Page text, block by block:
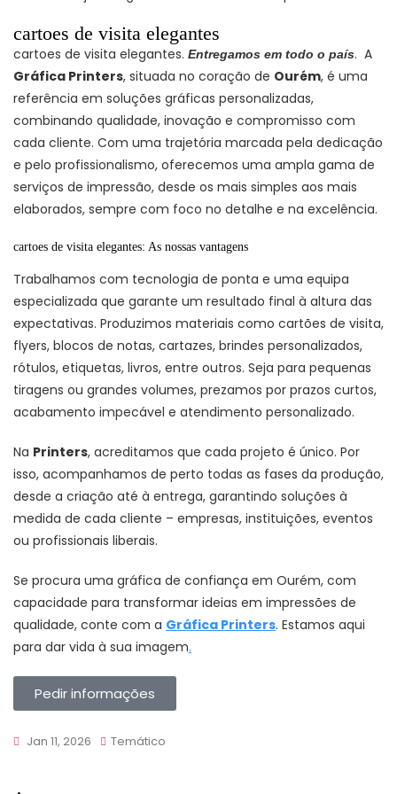
cartoes de visita elegantes
cartoes de visita elegantes. Entregamos em todo o país. A
Gráfica Printers, situada no coração de Ourém, é uma
referência em soluções gráficas personalizadas,
combinando qualidade, inovação e compromisso com
cada cliente. Com uma trajetória marcada pela dedicação
e pelo profissionalismo, oferecemos uma ampla gama de
serviços de impressão, desde os mais simples aos mais
elaborados, sempre com foco no detalhe e na excelência.
cartoes de visita elegantes: As nossas vantagens
Trabalhamos com tecnologia de ponta e uma equipa
especializada que garante um resultado final à altura das
expectativas. Produzimos materiais como cartões de visita,
flyers, blocos de notas, cartazes, brindes personalizados,
rótulos, etiquetas, livros, entre outros. Seja para pequenas
tiragens ou grandes volumes, prezamos por prazos curtos,
acabamento impecável e atendimento personalizado.
Na Printers, acreditamos que cada projeto é único. Por
isso, acompanhamos de perto todas as fases da produção,
desde a criação até à entrega, garantindo soluções à
medida de cada cliente – empresas, instituições, eventos
ou profissionais liberais.
Se procura uma gráfica de confiança em Ourém, com
capacidade para transformar ideias em impressões de
qualidade, conte com a Gráfica Printers. Estamos aqui
para dar vida à sua imagem.
Pedir informações
Jan 11, 2026 Temático